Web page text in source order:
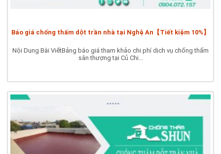
Báo giá chống thấm dột trần nhà tại Nghệ An【Tiết kiệm 10%】
Nội Dung Bài ViếtBảng báo giá tham khảo chi phí dịch vụ chống thấm
sân thượng tại Củ Chi...